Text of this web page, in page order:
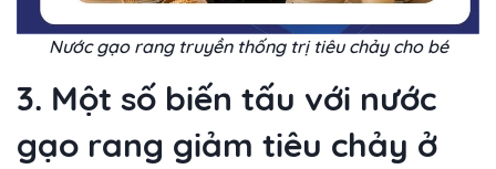
Nước gạo rang truyền thống trị tiêu chảy cho bé
3. Một số biến tấu với nước
gạo rang giảm tiêu chảy ở